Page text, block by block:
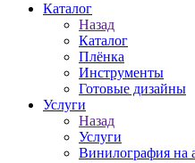
Каталог
Назад
Каталог
Плёнка
Инструменты
Готовые дизайны
Услуги
Назад
Услуги
Винилография на